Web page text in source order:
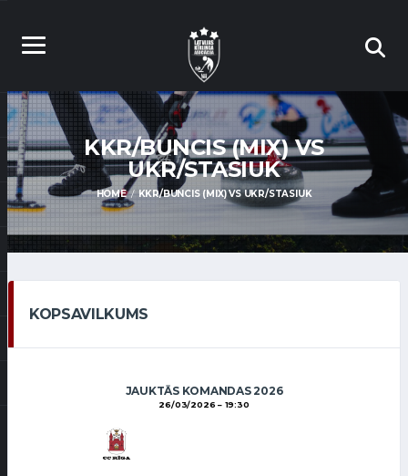
KKR/BUNCIS (MIX) VS
UKR/STASIUK
HOME KKR/BUNCIS (MIX) VS UKR/STASIUK
KOPSAVILKUMS
JAUKTĀS KOMANDAS 2026
26/03/2026 19:30